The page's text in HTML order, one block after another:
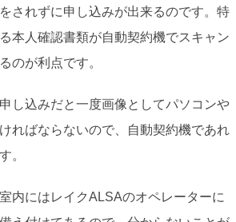
されずに申し込みが出来るのです。特
本人確認書類が自動契約機でスキャン
のが利点です。
し込みだと一度画像としてパソコンや
ればならないので、自動契約機であれ
。
内にはレイクALSAのオペレーターに